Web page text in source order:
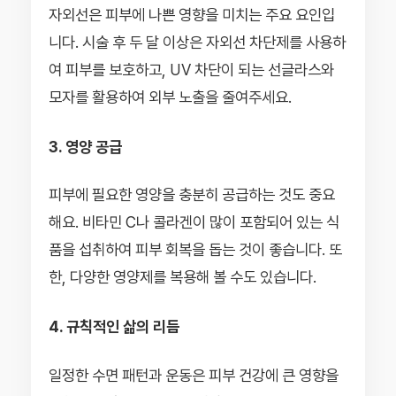
자외선은 피부에 나쁜 영향을 미치는 주요 요인입
니다. 시술 후 두 달 이상은 자외선 차단제를 사용하
여 피부를 보호하고, UV 차단이 되는 선글라스와
모자를 활용하여 외부 노출을 줄여주세요.
3. 영양 공급
피부에 필요한 영양을 충분히 공급하는 것도 중요
해요. 비타민 C나 콜라겐이 많이 포함되어 있는 식
품을 섭취하여 피부 회복을 돕는 것이 좋습니다. 또
한, 다양한 영양제를 복용해 볼 수도 있습니다.
4. 규칙적인 삶의 리듬
일정한 수면 패턴과 운동은 피부 건강에 큰 영향을